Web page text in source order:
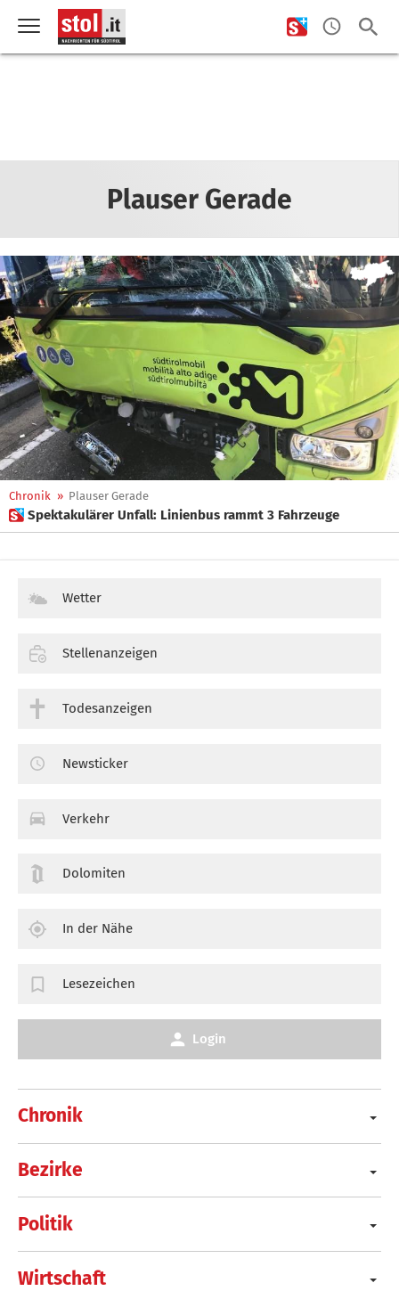
Plauser Gerade
Chronik » Plauser Gerade
 Spektakulärer Unfall: Linienbus rammt 3 Fahrzeuge
Chronik
Bezirke
Politik
Wirtschaft
Wetter
Stellenanzeigen
Todesanzeigen
Newsticker
Verkehr
Dolomiten
In der Nähe
Lesezeichen
Login